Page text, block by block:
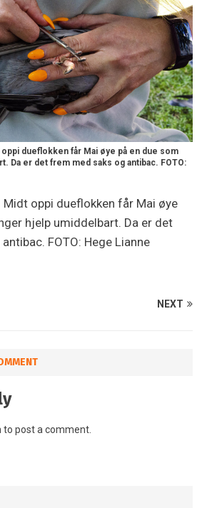
oppi dueflokken får Mai øye på en due som
Da er det frem med saks og antibac. FOTO:
Midt oppi dueflokken får Mai øye
hjelp umiddelbart. Da er det
FOTO: Hege Lianne
NEXT
to post a comment.